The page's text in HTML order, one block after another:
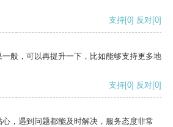
支持[0] 反对[0]
般，可以再提升一下，比如能够支持更多地
支持[0] 反对[0]
，遇到问题都能及时解决，服务态度非常